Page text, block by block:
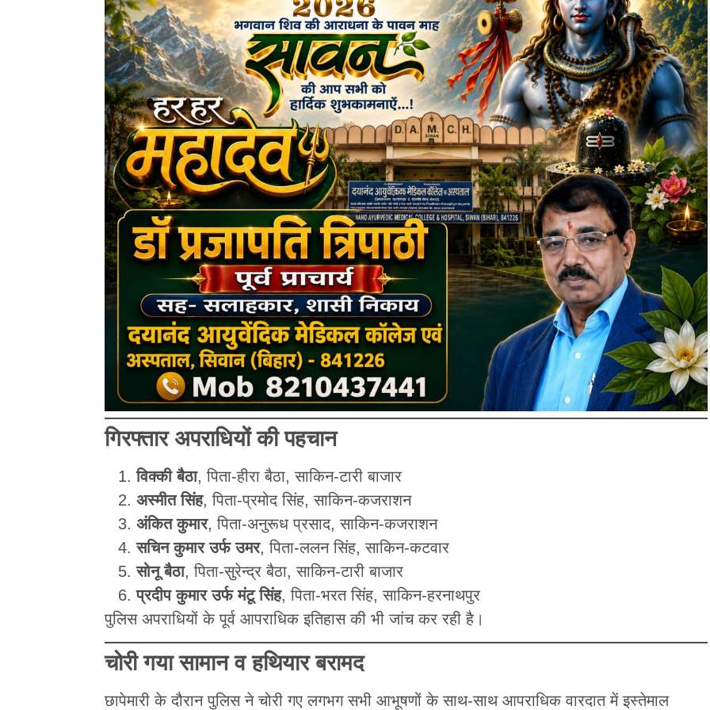
गिरफ्तार अपराधियों की पहचान
विक्की बैठा, पिता-हीरा बैठा, साकिन-टारी बाजार
अस्मीत सिंह, पिता-प्रमोद सिंह, साकिन-कजराशन
अंकित कुमार, पिता-अनुरूध प्रसाद, साकिन-कजराशन
सचिन कुमार उर्फ उमर, पिता-ललन सिंह, साकिन-कटवार
सोनू बैठा, पिता-सुरेन्द्र बैठा, साकिन-टारी बाजार
प्रदीप कुमार उर्फ मंटू सिंह, पिता-भरत सिंह, साकिन-हरनाथपुर
पुलिस अपराधियों के पूर्व आपराधिक इतिहास की भी जांच कर रही है।
चोरी गया सामान व हथियार बरामद
छापेमारी के दौरान पुलिस ने चोरी गए लगभग सभी आभूषणों के साथ-साथ आपराधिक वारदात में इस्तेमाल